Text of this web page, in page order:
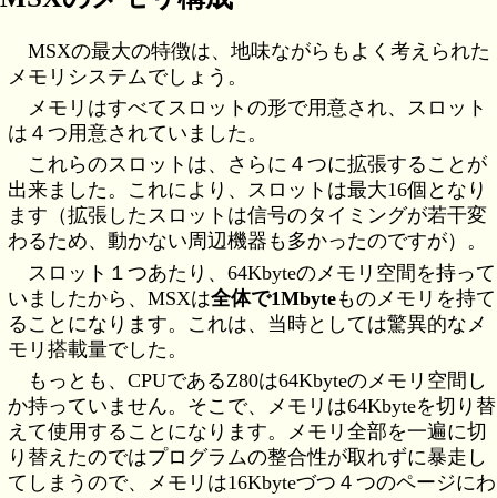
MSXの最大の特徴は、地味ながらもよく考えられた
メモリシステムでしょう。
メモリはすべてスロットの形で用意され、スロット
は４つ用意されていました。
これらのスロットは、さらに４つに拡張することが
出来ました。これにより、スロットは最大16個となり
ます（拡張したスロットは信号のタイミングが若干変
わるため、動かない周辺機器も多かったのですが）。
スロット１つあたり、64Kbyteのメモリ空間を持って
いましたから、MSXは全体で1Mbyteものメモリを持て
ることになります。これは、当時としては驚異的なメ
モリ搭載量でした。
もっとも、CPUであるZ80は64Kbyteのメモリ空間し
か持っていません。そこで、メモリは64Kbyteを切り替
えて使用することになります。メモリ全部を一遍に切
り替えたのではプログラムの整合性が取れずに暴走し
てしまうので、メモリは16Kbyteづつ４つのページにわ